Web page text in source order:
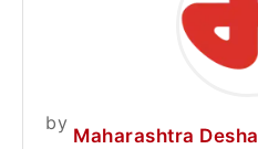
by
Maharashtra Desha